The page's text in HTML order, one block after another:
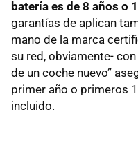
batería es de 8 años o
garantías de aplican
mano de la marca
su red, obviamente-
de un coche nuevo”
primer año o primeros
incluido.